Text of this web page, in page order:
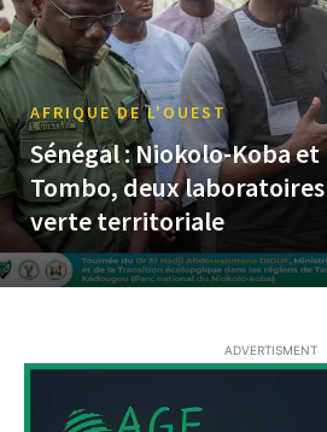
AFRIQUE DE L'OUEST
Sénégal : Niokolo-Koba
Tombo, deux laboratoires
verte territoriale
ADVERTISMENT